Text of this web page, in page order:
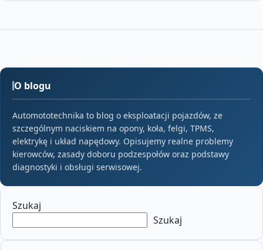
O blogu
Automototechnika to blog o eksploatacji pojazdów, ze
szczególnym naciskiem na opony, koła, felgi, TPMS,
elektrykę i układ napędowy. Opisujemy realne problemy
kierowców, zasady doboru podzespołów oraz podstawy
diagnostyki i obsługi serwisowej.
Szukaj
Szukaj